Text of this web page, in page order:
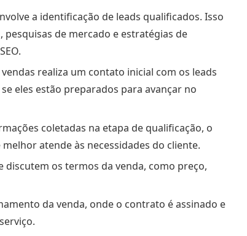
a identificação de leads qualificados. Isso
de mercado e estratégias de
realiza um contato inicial com os leads
eles estão preparados para avançar no
coletadas na etapa de qualificação, o
atende às necessidades do cliente.
discutem os termos da venda, como preço,
da venda, onde o contrato é assinado e